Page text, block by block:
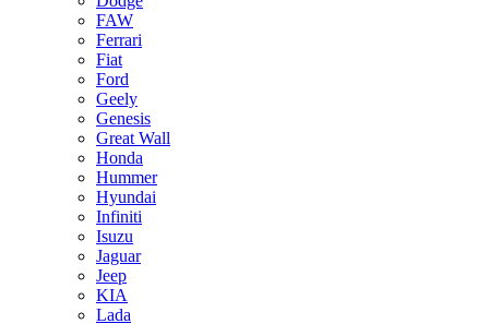
FAW
Ferrari
Fiat
Ford
Geely
Genesis
Great Wall
Honda
Hummer
Hyundai
Infiniti
Isuzu
Jaguar
Jeep
KIA
Lada